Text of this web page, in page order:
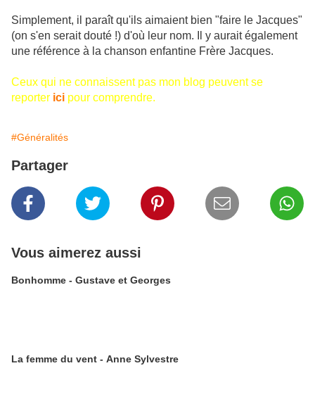
Simplement, il paraît qu'ils aimaient bien "faire le Jacques"
(on s'en serait douté !) d'où leur nom. Il y aurait également
une référence à la chanson enfantine Frère Jacques.
Ceux qui ne connaissent pas mon blog peuvent se
reporter ici pour comprendre.
#Généralités
Partager
Vous aimerez aussi
Bonhomme - Gustave et Georges
La femme du vent - Anne Sylvestre